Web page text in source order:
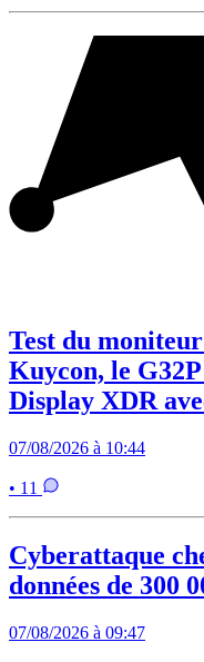
Test du
Kuycon, le
Display XDR
07/08/2026 à 10:44
• 11
Cyberattaque
données de 300
07/08/2026 à 09:47